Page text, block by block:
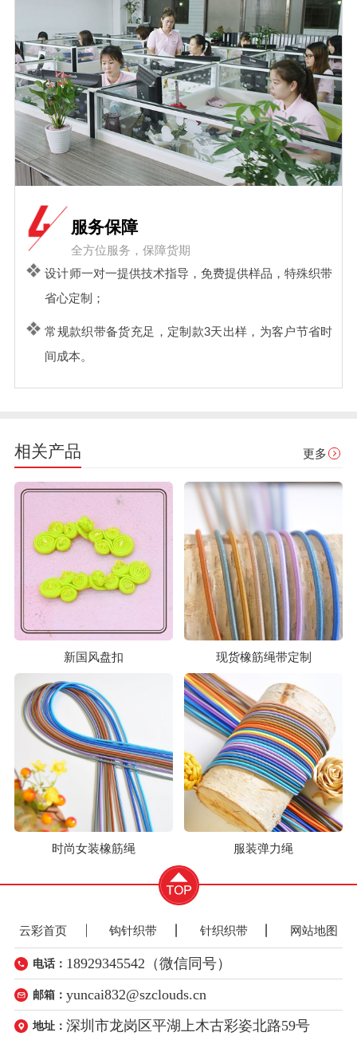
服务保障
全方位服务，保障货期
设计师一对一提供技术指导，免费提供样品，特殊织带
省心定制；
常规款织带备货充足，定制款3天出样，为客户节省时
间成本。
相关产品 更多
新国风盘扣 现货橡筋绳带定制
时尚女装橡筋绳 服装弹力绳
云彩首页 钩针织带 针织织带 网站地图
电话： 18929345542（微信同号）
邮箱：yuncai832@szclouds.cn
地址：深圳市龙岗区平湖上木古彩姿北路59号